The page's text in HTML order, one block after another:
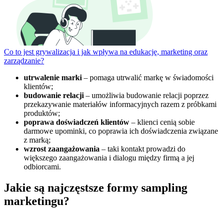
Co to jest grywalizacja i jak wpływa na edukację, marketing oraz
zarządzanie?
utrwalenie marki – pomaga utrwalić markę w świadomości
klientów;
budowanie relacji – umożliwia budowanie relacji poprzez
przekazywanie materiałów informacyjnych razem z próbkami
produktów;
poprawa doświadczeń klientów – klienci cenią sobie
darmowe upominki, co poprawia ich doświadczenia związane
z marką;
wzrost zaangażowania – taki kontakt prowadzi do
większego zaangażowania i dialogu między firmą a jej
odbiorcami.
Jakie są najczęstsze formy sampling
marketingu?